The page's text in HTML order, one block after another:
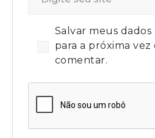
Salvar meus
para a próxima
comentar.